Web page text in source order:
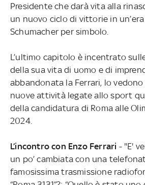
Presidente che darà vita alla
un nuovo ciclo di vittorie in
Schumacher per simbolo.
L’ultimo capitolo è incentrato
della sua vita di uomo e di
abbandonata la Ferrari, lo
nuove attività legate allo sport
della candidatura di Roma alle
2024.
L’incontro con Enzo Ferrari - "E'
un po’ cambiata con una
famosissima trasmissione